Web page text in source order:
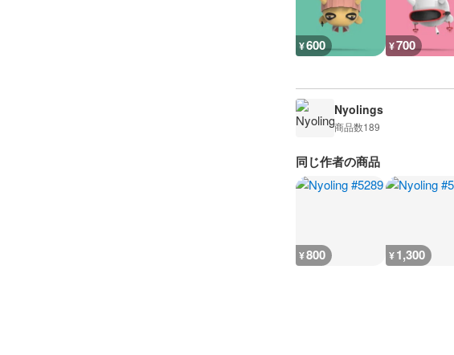
¥600 ¥700
Nyolings
商品数189
同じ作者の商品
¥800 ¥1,300